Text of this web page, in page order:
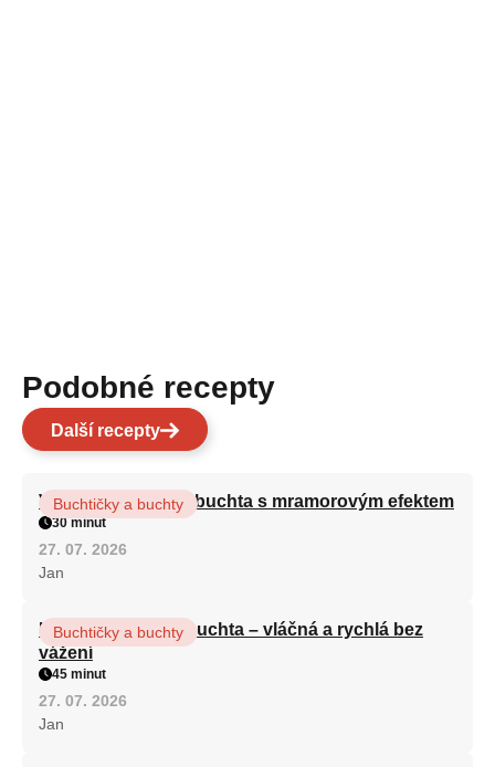
Podobné recepty
Další recepty
Vláčná olejová litá buchta s mramorovým efektem
Buchtičky a buchty
30 minut
27. 07. 2026
Jan
Hrnková maková buchta – vláčná a rychlá bez
vážení
Buchtičky a buchty
45 minut
27. 07. 2026
Jan